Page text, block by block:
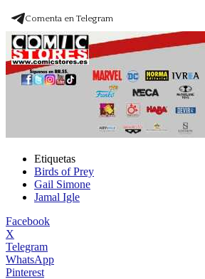
Comenta en Telegram
Etiquetas
Birds of Prey
Gail Simone
Jamal Igle
Facebook
X
Telegram
WhatsApp
Pinterest